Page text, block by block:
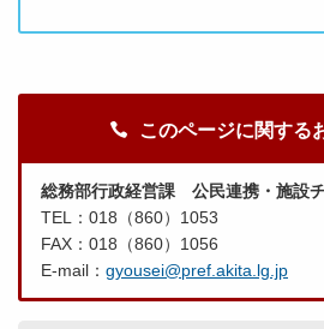
このページに関する
総務部行政経営課 公民連携・施設
TEL：018（860）1053
FAX：018（860）1056
E-mail： gyousei@pref.akita.lg.jp